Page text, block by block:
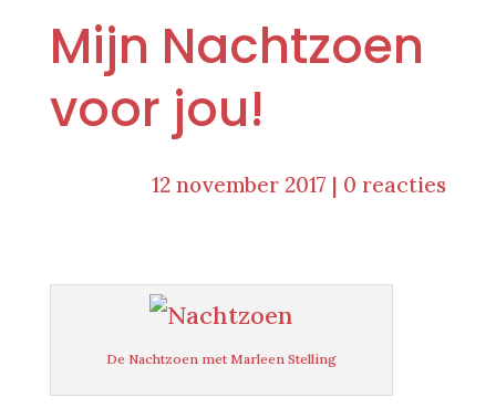
Mijn Nachtzoen
voor jou!
12 november 2017 | 0 reacties
De Nachtzoen met Marleen Stelling